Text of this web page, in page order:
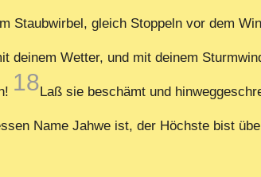
Staubwirbel, gleich Stoppeln vor dem
deinem Wetter, und mit deinem
18Laß sie beschämt und
Name Jahwe ist, der Höchste bist